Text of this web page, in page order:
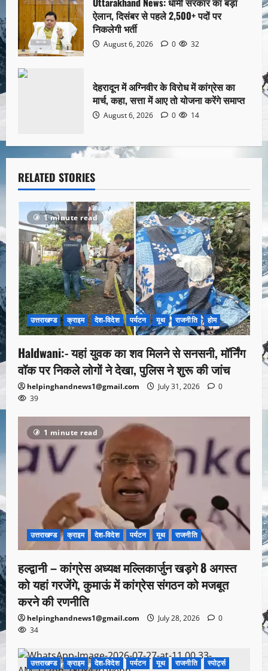
ऐलान, दिसंबर से पहले 2,500+ पदों पर
निकलेगी भर्ती
August 6, 2026 0 32
देहरादून में अग्निवीर के विरोध में कांग्रेस का
मार्च, कहा, सत्ता में आए तो योजना करेंगे समाप्त
August 6, 2026 0 14
RELATED STORIES
1 minute read
उत्तराखण्ड क्राइम देश-विदेश पर्यटन यूथ राजनीति होम
Haldwani:- यहां युवक का शव मिलने से सनसनी, मॉर्निंग
वॉक पर निकले लोगों ने देखा, पुलिस ने शुरू की जांच
helpinghandnews1@gmail.com July 31, 2026
0
39
1 minute read
उत्तराखण्ड क्राइम देश-विदेश पर्यटन यूथ राजनीति
हल्द्वानी – कांग्रेस अध्यक्ष मल्लिकार्जुन खड़गे 8 अगस्त
को यहां गरजेंगे, कुमाऊं में कांग्रेस संगठन को मजबूत
करने की रणनीति
helpinghandnews1@gmail.com July 28, 2026
0
34
1 minute read
उत्तराखण्ड क्राइम देश-विदेश पर्यटन यूथ राजनीति स्पोर्ट्स